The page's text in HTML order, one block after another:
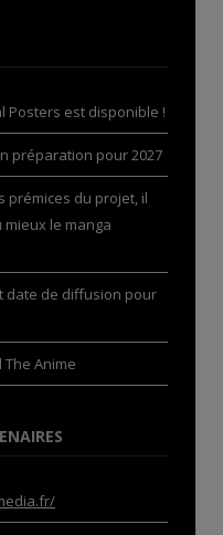
Posters est disponible !
préparation pour 2027
prémices du projet, il
le manga
date de diffusion pour
The Anime